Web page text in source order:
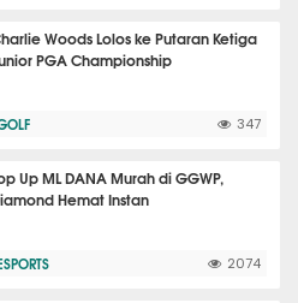
Woods Lolos ke Putaran Ketiga
PGA Championship
347
Up ML DANA Murah di GGWP,
Hemat Instan
2074